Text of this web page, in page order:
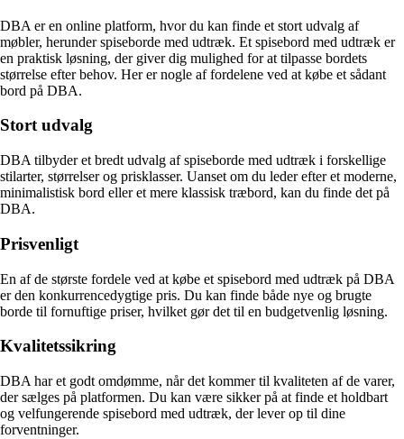
DBA er en online platform, hvor du kan finde et stort udvalg af
møbler, herunder spiseborde med udtræk. Et spisebord med udtræk er
en praktisk løsning, der giver dig mulighed for at tilpasse bordets
størrelse efter behov. Her er nogle af fordelene ved at købe et sådant
bord på DBA.
Stort udvalg
DBA tilbyder et bredt udvalg af spiseborde med udtræk i forskellige
stilarter, størrelser og prisklasser. Uanset om du leder efter et moderne,
minimalistisk bord eller et mere klassisk træbord, kan du finde det på
DBA.
Prisvenligt
En af de største fordele ved at købe et spisebord med udtræk på DBA
er den konkurrencedygtige pris. Du kan finde både nye og brugte
borde til fornuftige priser, hvilket gør det til en budgetvenlig løsning.
Kvalitetssikring
DBA har et godt omdømme, når det kommer til kvaliteten af de varer,
der sælges på platformen. Du kan være sikker på at finde et holdbart
og velfungerende spisebord med udtræk, der lever op til dine
forventninger.